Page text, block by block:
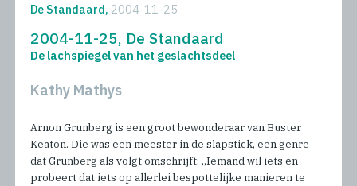
De Standaard, 2004-11-25
2004-11-25, De Standaard
De lachspiegel van het geslachtsdeel
Kathy Mathys
Arnon Grunberg is een groot bewonderaar van Buster
Keaton. Die was een meester in de slapstick, een genre
dat Grunberg als volgt omschrijft: ,,Iemand wil iets en
probeert dat iets op allerlei bespottelijke manieren te